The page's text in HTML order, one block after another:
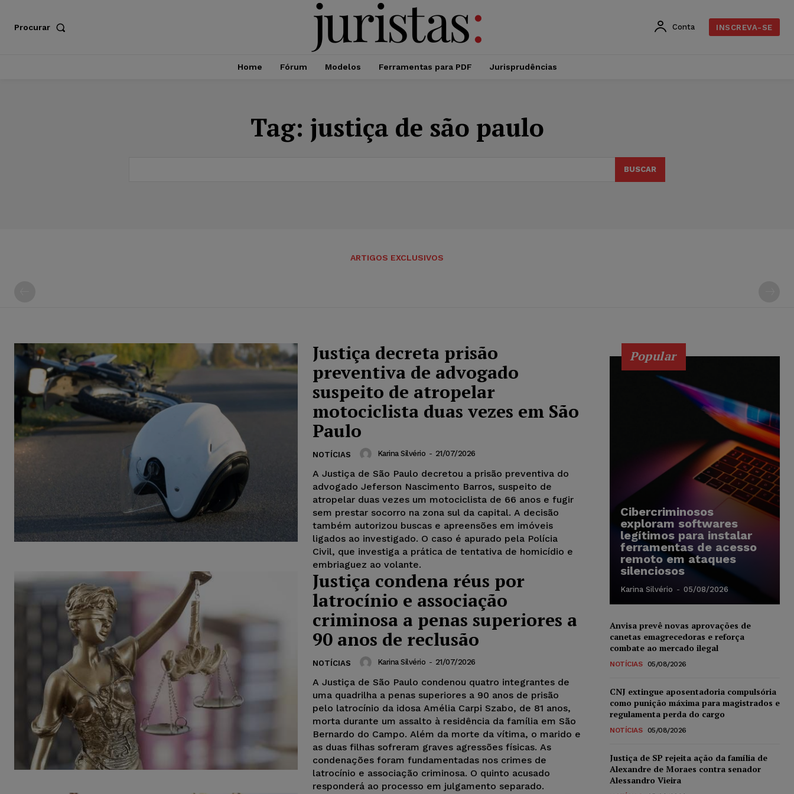
Procurar Conta INSCREVA-SE
Home Fórum Modelos Ferramentas para PDF Jurisprudências
Tag: justiça de são paulo
BUSCAR
ARTIGOS EXCLUSIVOS
Justiça decreta prisão
preventiva de advogado
suspeito de atropelar
motociclista duas vezes em São
Paulo
NOTÍCIAS Karina Silvério - 21/07/2026
A Justiça de São Paulo decretou a prisão preventiva do
advogado Jeferson Nascimento Barros, suspeito de
atropelar duas vezes um motociclista de 66 anos e fugir
sem prestar socorro na zona sul da capital. A decisão
também autorizou buscas e apreensões em imóveis
ligados ao investigado. O caso é apurado pela Polícia
Civil, que investiga a prática de tentativa de homicídio e
embriaguez ao volante.
Justiça condena réus por
latrocínio e associação
criminosa a penas superiores a
90 anos de reclusão
NOTÍCIAS Karina Silvério - 21/07/2026
A Justiça de São Paulo condenou quatro integrantes de
uma quadrilha a penas superiores a 90 anos de prisão
pelo latrocínio da idosa Amélia Carpi Szabo, de 81 anos,
morta durante um assalto à residência da família em São
Bernardo do Campo. Além da morte da vítima, o marido e
as duas filhas sofreram graves agressões físicas. As
condenações foram fundamentadas nos crimes de
latrocínio e associação criminosa. O quinto acusado
responderá ao processo em julgamento separado.
Popular
Cibercriminosos
exploram softwares
legítimos para instalar
ferramentas de acesso
remoto em ataques
silenciosos
Karina Silvério - 05/08/2026
Anvisa prevê novas aprovações de
canetas emagrecedoras e reforça
combate ao mercado ilegal
NOTÍCIAS 05/08/2026
CNJ extingue aposentadoria compulsória
como punição máxima para magistrados e
regulamenta perda do cargo
NOTÍCIAS 05/08/2026
Justiça de SP rejeita ação da família de
Alexandre de Moraes contra senador
Alessandro Vieira